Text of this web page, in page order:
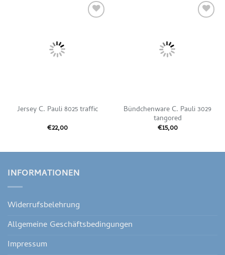
Jersey C. Pauli 8025 traffic
€22,00
Bündchenware C. Pauli 3029
tangored
€15,00
INFORMATIONEN
Widerrufsbelehrung
Allgemeine Geschäftsbedingungen
Impressum